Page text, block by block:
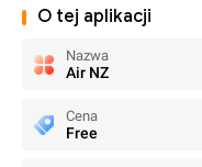
O tej aplikacji
Nazwa
Air NZ
Cena
Free